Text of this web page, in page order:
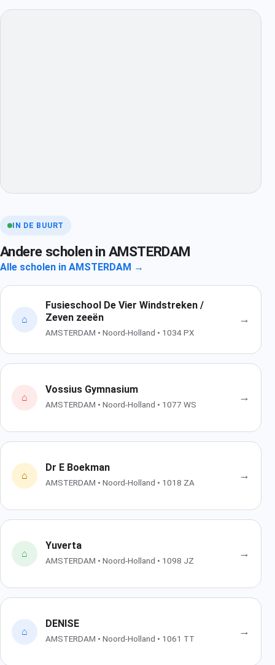
IN DE BUURT
Andere scholen in AMSTERDAM
Alle scholen in AMSTERDAM →
⌂
Fusieschool De Vier Windstreken /
Zeven zeeën
AMSTERDAM • Noord-Holland • 1034 PX
→
⌂
Vossius Gymnasium
AMSTERDAM • Noord-Holland • 1077 WS
→
⌂
Dr E Boekman
AMSTERDAM • Noord-Holland • 1018 ZA
→
⌂
Yuverta
AMSTERDAM • Noord-Holland • 1098 JZ
→
⌂
DENISE
AMSTERDAM • Noord-Holland • 1061 TT
→